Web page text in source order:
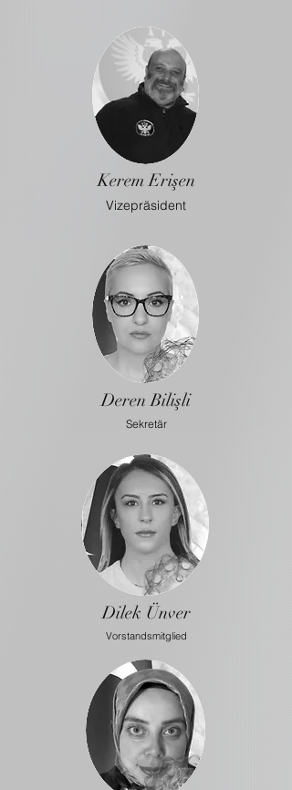
Kerem Erişen
Vizepräsident
Deren Bilişli
Sekretär
Dilek Ünver
Vorstandsmitglied